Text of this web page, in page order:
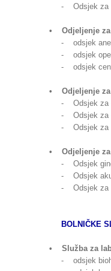
- Odsjek za
• Odjeljenje za
- odsjek
- odsjek
- odsjek
• Odjeljenje za
- Odsjek za
- Odsjek za
- Odsjek za
• Odjeljenje za
- Odsjek
- Odsjek
- Odsjek za
BOLNIČKE
• Služba za
- odsjek